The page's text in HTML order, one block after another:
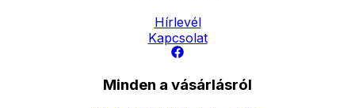
Hírlevél
Kapcsolat
Minden a vásárlásról